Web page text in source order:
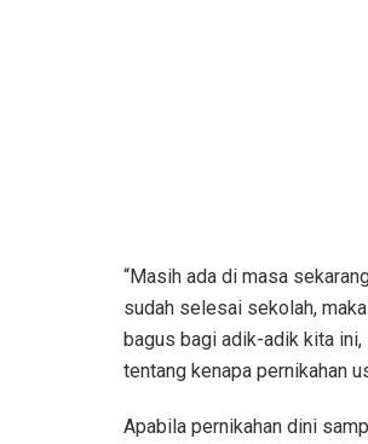
“Masih ada di masa
sudah selesai sekolah,
bagus bagi adik-adik kita ini,
tentang kenapa pernikahan
Apabila pernikahan dini